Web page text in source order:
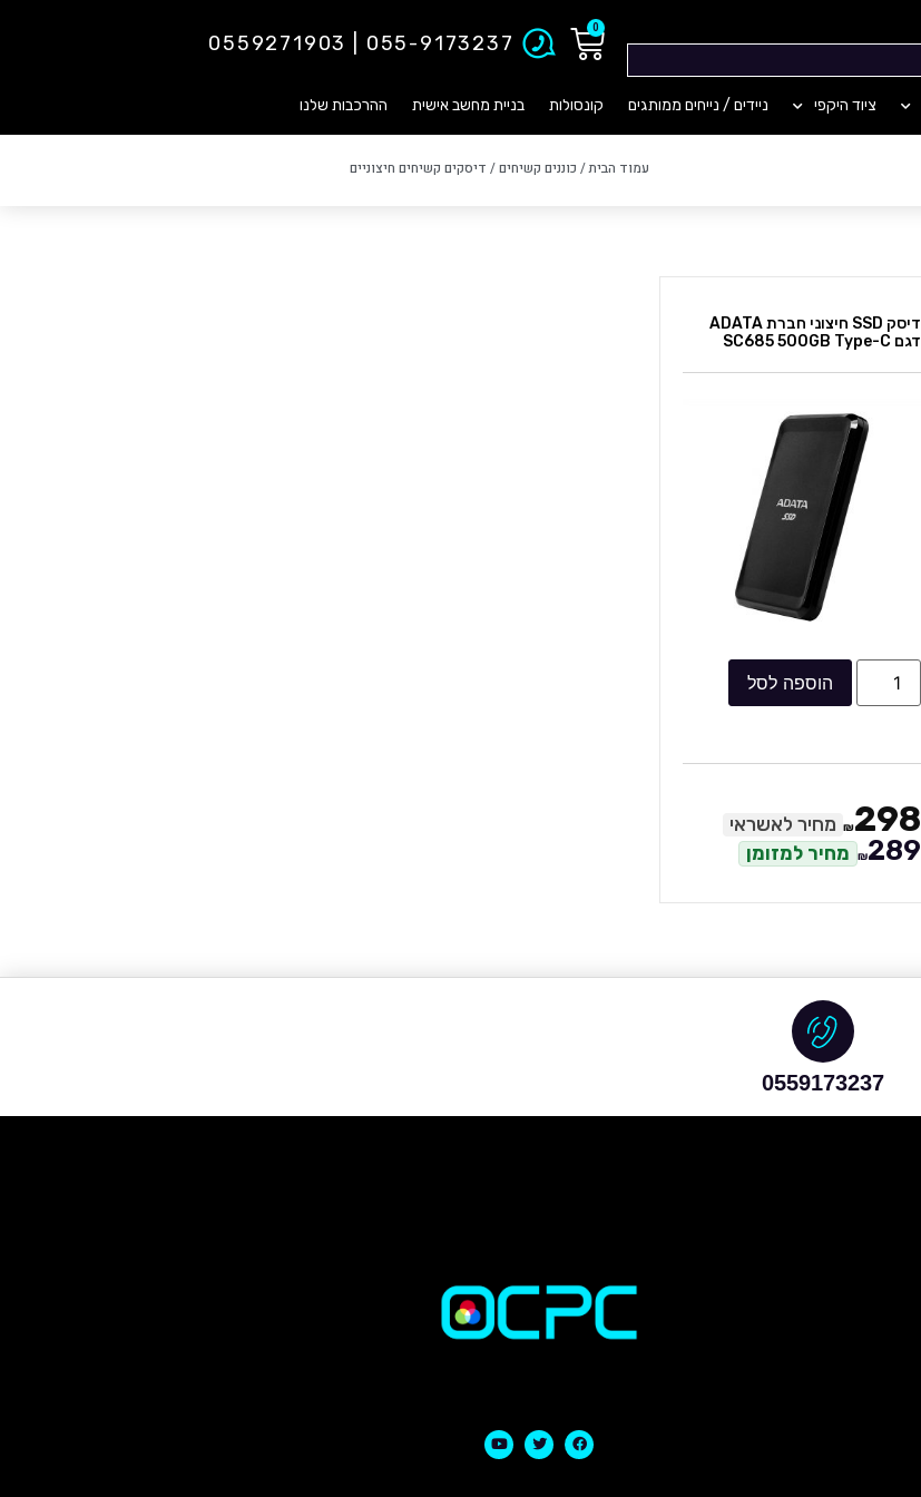
0
055-9173237 | 0559271903
ציוד היקפי ניידים / נייחים ממותגים קונסולות בניית מחשב אישית ההרכבות שלנו
עמוד הבית/ כוננים קשיחים/ דיסקים קשיחים חיצוניים
דיסק SSD חיצוני חברת ADATA
דגם SC685 500GB Type-C
הוספה לסל
₪298 מחיר לאשראי
₪289 מחיר למזומן
0559173237